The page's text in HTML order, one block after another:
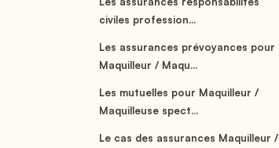
civiles profession...
Les assurances prévoyances pour
Maquilleur / Maqu...
Les mutuelles pour Maquilleur /
Maquilleuse spect...
Le cas des assurances Maquilleur /